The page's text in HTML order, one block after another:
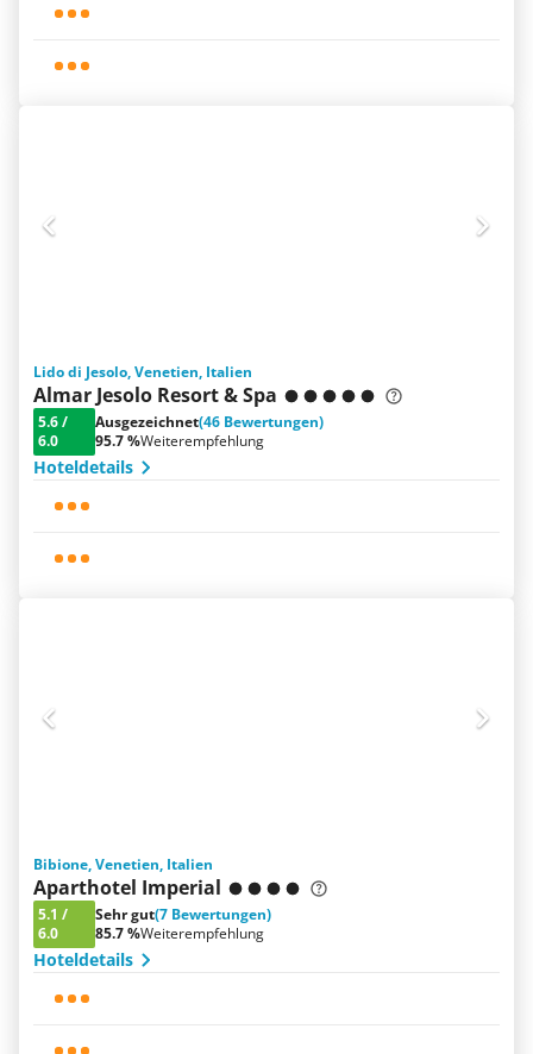
Lido di Jesolo, Venetien, Italien
Almar Jesolo Resort & Spa
5.6/
6.0
Ausgezeichnet(46 Bewertungen)
95.7 %Weiterempfehlung
Hoteldetails
Bibione, Venetien, Italien
Aparthotel Imperial
5.1 /
6.0
Sehr gut(7 Bewertungen)
85.7 %Weiterempfehlung
Hoteldetails